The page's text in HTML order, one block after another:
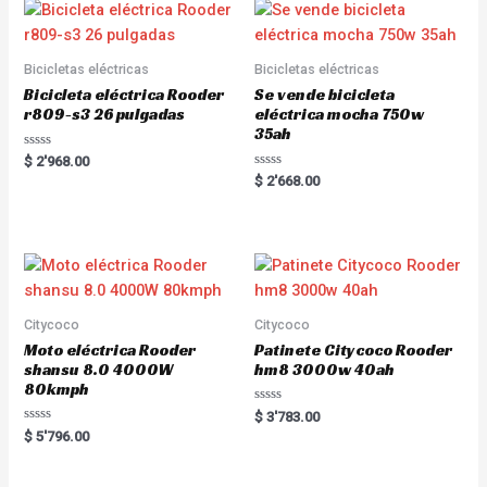
u
t
o
5
Bicicletas eléctricas
Bicicleta eléctrica Rooder
r809-s3 26 pulgadas
R
a
u
t
f
$ 2'968.00
Bicicletas eléctricas
Se vende bicicleta
eléctrica mocha 750w
35ah
R
a
o
u
t
o
5
$ 2'668.00
Citycoco
Moto eléctrica Rooder
shansu 8.0 4000W
80kmph
R
a
$ 5'796.00
Citycoco
Patinete Citycoco Rooder
hm8 3000w 40ah
R
a
$ 3'783.00